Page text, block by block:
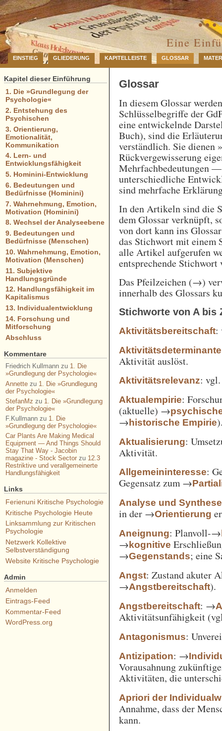
…
Eine
EINSTIEG GLIEDERUNG KAPITELLEISTE GLOSSAR
Glossar
In diesem Glossar
Schlüsselbegriffe der
eine entwickelnde
Buch), sind die
verständlich. Sie dienen
Rückvergewisserung
Mehrfachbedeutungen
unterschiedliche
sind mehrfache
In den Artikeln sind die
dem Glossar verknüpft,
von dort kann ins
das Stichwort mit einem
alle Artikel aufgerufen
entsprechende Stichwort
Das Pfeilzeichen (→)
innerhalb des Glossars
Stichworte von A bis
Aktivitätsbereitschaft:
Aktivitätsdeterminante
Aktivität auslöst.
Aktivitätsrelevanz:
Aktualempirie:
(aktuelle) →
→historische Empirie
Aktualisierung:
Aktivität.
Allgemeininteresse:
Gegensatz zum →
Analyse und Synthese
in der →Orientierung
Aneignung: Planvoll-→
→kognitive
→Gegenstands; eine
Angst: Zustand akuter
→Angstbereitschaft).
Angstbereitschaft: →
Aktivitätsunfähigkeit
Antagonismus:
Antizipation: →
Vorausahnung
Aktivitäten, die
Apriori der
Annahme, dass der
kann.
Kapitel dieser Einführung
1. Die »Grundlegung der
Psychologie«
2. Entstehung des
Psychischen
3. Orientierung,
Emotionalität,
Kommunikation
4. Lern- und
Entwicklungsfähigkeit
5. Hominini-Entwicklung
6. Bedeutungen und
Bedürfnisse (Hominini)
7. Wahrnehmung, Emotion,
Motivation (Hominini)
8. Wechsel der Analyseebene
9. Bedeutungen und
Bedürfnisse (Menschen)
10. Wahrnehmung, Emotion,
Motivation (Menschen)
11. Subjektive
Handlungsgründe
12. Handlungsfähigkeit im
Kapitalismus
13. Individualentwicklung
14. Forschung und
Mitforschung
Abschluss
Kommentare
Friedrich Kullmannzu 1. Die
»Grundlegung der Psychologie«
Annettezu 1. Die »Grundlegung
der Psychologie«
StefanMz zu 1. Die »Grundlegung
der Psychologie«
F.Kullmannzu 1. Die
»Grundlegung der Psychologie«
Car Plants Are Making Medical
Equipment — And Things Should
Stay That Way - Jacobin
magazine - Stock Sectorzu 12.3
Restriktive und verallgemeinerte
Handlungsfähigkeit
Links
Ferienuni Kritische Psychologie
Kritische Psychologie Heute
Linksammlung zur Kritischen
Psychologie
Netzwerk Kollektive
Selbstverständigung
Website Kritische Psychologie
Admin
Anmelden
Eintrags-Feed
Kommentar-Feed
WordPress.org